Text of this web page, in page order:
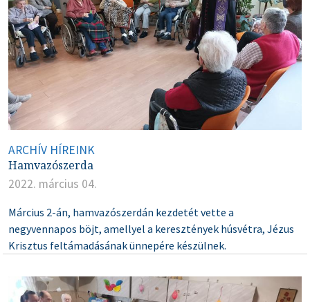
ARCHÍV HÍREINK
Hamvazószerda
2022. március 04.
Március 2-án, hamvazószerdán kezdetét vette a
negyvennapos böjt, amellyel a keresztények húsvétra, Jézus
Krisztus feltámadásának ünnepére készülnek.